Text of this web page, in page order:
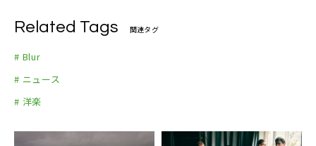
Related Tags 関連タグ
# Blur
# ニュース
# 洋楽